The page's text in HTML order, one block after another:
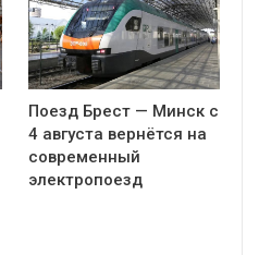
Поезд Брест — Минск с
4 августа вернётся на
современный
электропоезд